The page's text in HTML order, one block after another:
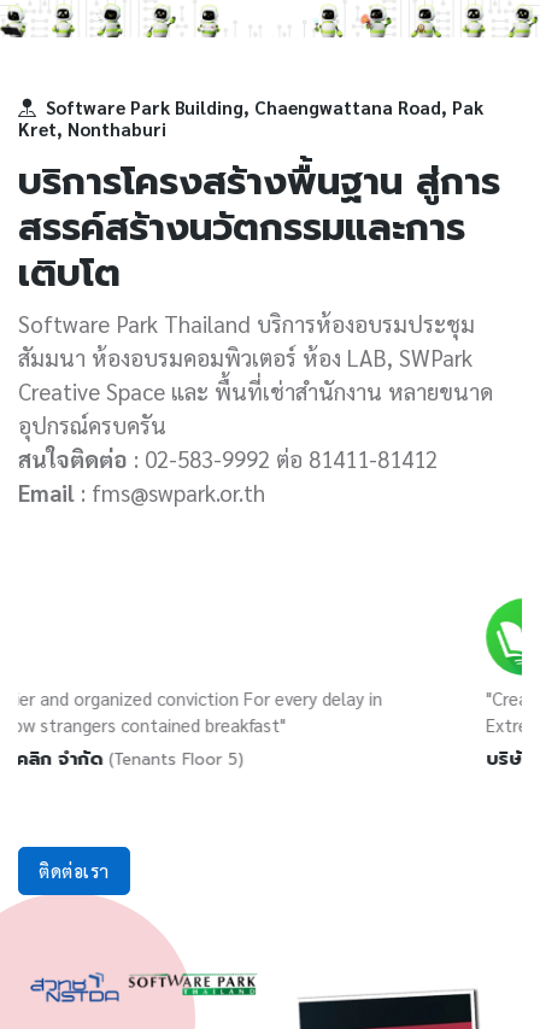
Software Park Building, Chaengwattana Road, Pak
Kret, Nonthaburi
บริการโครงสร้างพื้นฐาน สู่การ
สรรค์สร้างนวัตกรรมและการ
เติบโต
Software Park Thailand บริการห้องอบรมประชุม
สัมมนา ห้องอบรมคอมพิวเตอร์ ห้อง LAB, SWPark
Creative Space และ พื้นที่เช่าสำนักงาน หลายขนาด
อุปกรณ์ครบครัน
สนใจติดต่อ : 02-583-9992 ต่อ 81411-81412
Email : fms@swpark.or.th
conviction For every delay in
breakfast"
Floor 5)
"Creating product
บริษัท เมพ คอร์ปอเ
ติดต่อเรา